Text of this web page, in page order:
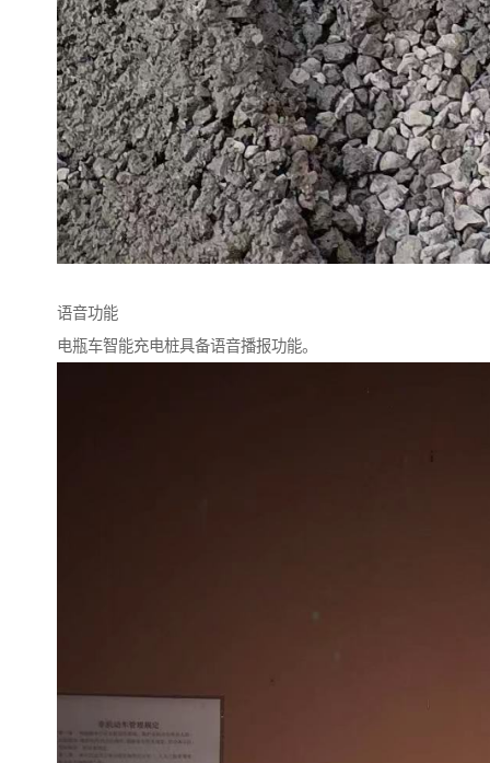
语音功能
电瓶车智能充电桩具备语音播报功能。